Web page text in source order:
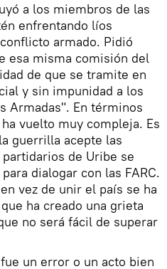
a los miembros de las
enfrentando líos
armado. Pidió
esa misma comisión del
de que se tramite en
y sin impunidad a los
Armadas". En términos
vuelto muy compleja. Es
guerrilla acepte las
de Uribe se
dialogar con las FARC.
vez de unir el país se ha
ha creado una grieta
no será fácil de superar
un error o un acto bien